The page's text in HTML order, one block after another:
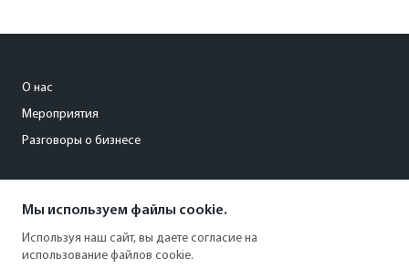
О нас
Мероприятия
Разговоры о бизнесе
+7 (495) 797-69-70
Мы используем файлы cookie.
Используя наш сайт, вы даете согласие на
использование файлов cookie.